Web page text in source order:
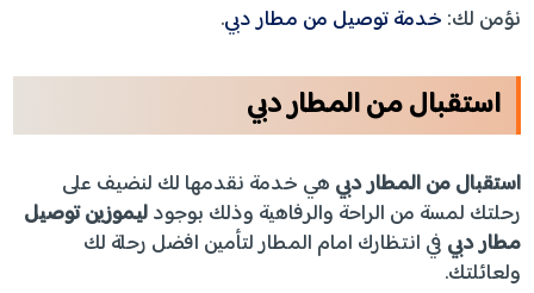
نؤمن لك: خدمة توصيل من مطار دبي.
استقبال من المطار دبي
استقبال من المطار دبي هي خدمة نقدمها لك لنضيف على
رحلتك لمسة من الراحة والرفاهية وذلك بوجودليموزين توصيل
مطار دبي في انتظارك امام المطار لتأمين افضل رحلة لك
ولعائلتك.